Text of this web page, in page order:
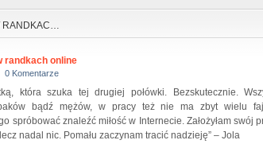
RANDKAC…
randkach online
0 Komentarze
która szuka tej drugiej połówki. Bezskutecznie.
bądź mężów, w pracy też nie ma zbyt wielu
spróbować znaleźć miłość w Internecie. Założyłam swój
nadal nic. Pomału zaczynam tracić nadzieję” – Jola